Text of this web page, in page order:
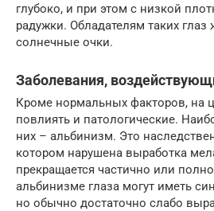
глубоко, и при этом с низкой
радужки. Обладателям таких глаз
солнечные очки.
Заболевания,
Кроме нормальных факторов, на
повлиять и патологические.
них – альбинизм. Это
котором нарушена выработка
прекращается частично или
альбинизме глаза могут иметь
но обычно достаточно слабо